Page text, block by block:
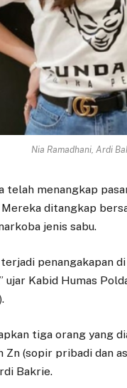
Nia Ramadhani, Ardi
telah menangkap
Mereka ditangkap
jenis sabu.
penangakapan
ujar Kabid Humas
tiga orang yang
Zn (sopir pribadi dan
Bakrie.